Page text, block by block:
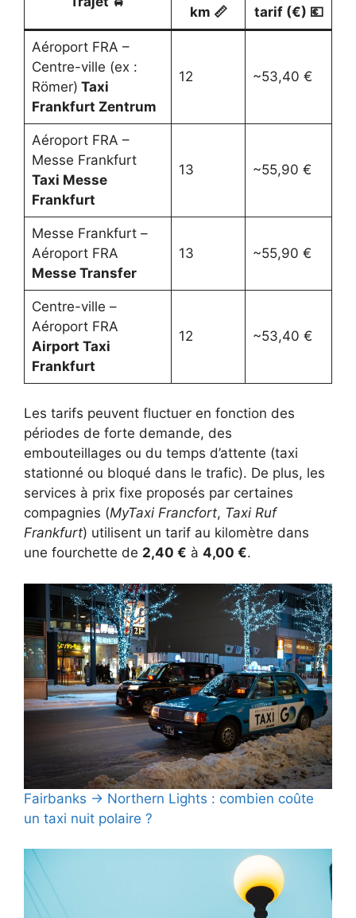
km 📏
tarif (€) 💶
Aéroport FRA –
Centre-ville (ex :
Römer) Taxi
Frankfurt Zentrum
12 ~53,40 €
Aéroport FRA –
Messe Frankfurt
Taxi Messe
Frankfurt
13 ~55,90 €
Messe Frankfurt –
Aéroport FRA
Messe Transfer
13 ~55,90 €
Centre-ville –
Aéroport FRA
Airport Taxi
Frankfurt
12 ~53,40 €
Les tarifs peuvent fluctuer en fonction des
périodes de forte demande, des
embouteillages ou du temps d’attente (taxi
stationné ou bloqué dans le trafic). De plus, les
services à prix fixe proposés par certaines
compagnies (MyTaxi Francfort, Taxi Ruf
Frankfurt) utilisent un tarif au kilomètre dans
une fourchette de 2,40 € à 4,00 €.
Fairbanks → Northern Lights : combien coûte
un taxi nuit polaire ?